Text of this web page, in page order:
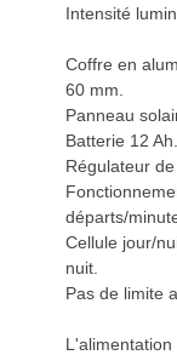
Intensité
Coffre en
60 mm.
Panneau
Batterie 12 Ah.
Régulateur de
départs/
Cellule jour/
nuit.
Pas de limite